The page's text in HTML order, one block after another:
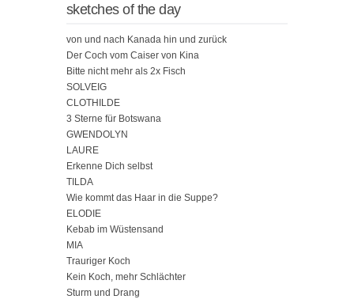
sketches of the day
von und nach Kanada hin und zurück
Der Coch vom Caiser von Kina
Bitte nicht mehr als 2x Fisch
SOLVEIG
CLOTHILDE
3 Sterne für Botswana
GWENDOLYN
LAURE
Erkenne Dich selbst
TILDA
Wie kommt das Haar in die Suppe?
ELODIE
Kebab im Wüstensand
MIA
Trauriger Koch
Kein Koch, mehr Schlächter
Sturm und Drang